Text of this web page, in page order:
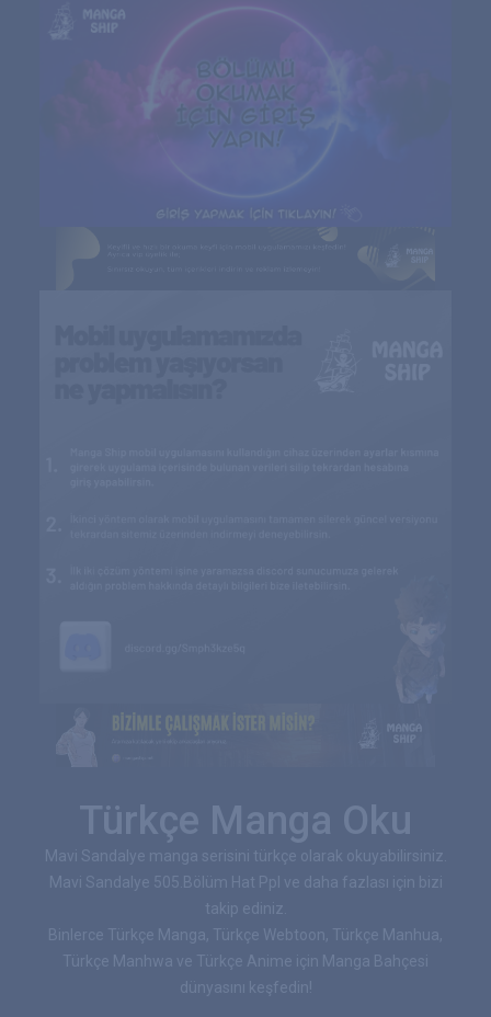
Türkçe Manga Oku
Mavi Sandalye manga serisini türkçe olarak okuyabilirsiniz.
Mavi Sandalye 505.Bölüm Hat Ppl ve daha fazlası için bizi
takip ediniz.
Binlerce Türkçe Manga, Türkçe Webtoon, Türkçe Manhua,
Türkçe Manhwa ve Türkçe Anime için Manga Bahçesi
dünyasını keşfedin!